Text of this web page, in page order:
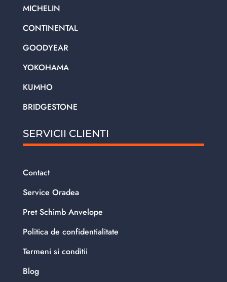
MICHELIN
CONTINENTAL
GOODYEAR
YOKOHAMA
KUMHO
BRIDGESTONE
SERVICII CLIENTI
Contact
Service Oradea
Pret Schimb Anvelope
Politica de confidentialitate
Termeni si conditii
Blog